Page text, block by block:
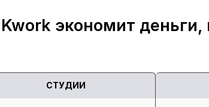
экономит
СТУДИИ